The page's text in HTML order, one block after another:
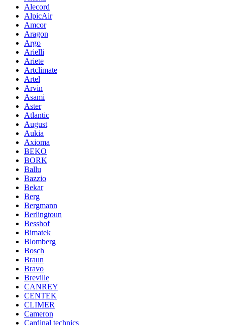
Alecord
AlpicAir
Amcor
Aragon
Argo
Arielli
Ariete
Artclimate
Artel
Arvin
Asami
Aster
Atlantic
August
Aukia
Axioma
BEKO
BORK
Ballu
Bazzio
Bekar
Berg
Bergmann
Berlingtoun
Besshof
Bimatek
Blomberg
Bosch
Braun
Bravo
Breville
CANREY
CENTEK
CLIMER
Cameron
Cardinal technics